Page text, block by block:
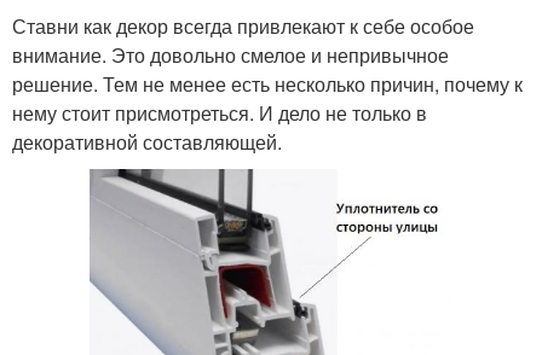
Ставни как декор всегда привлекают к себе особое
внимание. Это довольно смелое и непривычное
решение. Тем не менее есть несколько причин, почему к
нему стоит присмотреться. И дело не только в
декоративной составляющей.